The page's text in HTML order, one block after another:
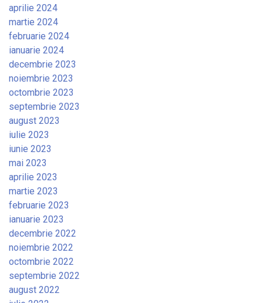
aprilie 2024
martie 2024
februarie 2024
ianuarie 2024
decembrie 2023
noiembrie 2023
octombrie 2023
septembrie 2023
august 2023
iulie 2023
iunie 2023
mai 2023
aprilie 2023
martie 2023
februarie 2023
ianuarie 2023
decembrie 2022
noiembrie 2022
octombrie 2022
septembrie 2022
august 2022